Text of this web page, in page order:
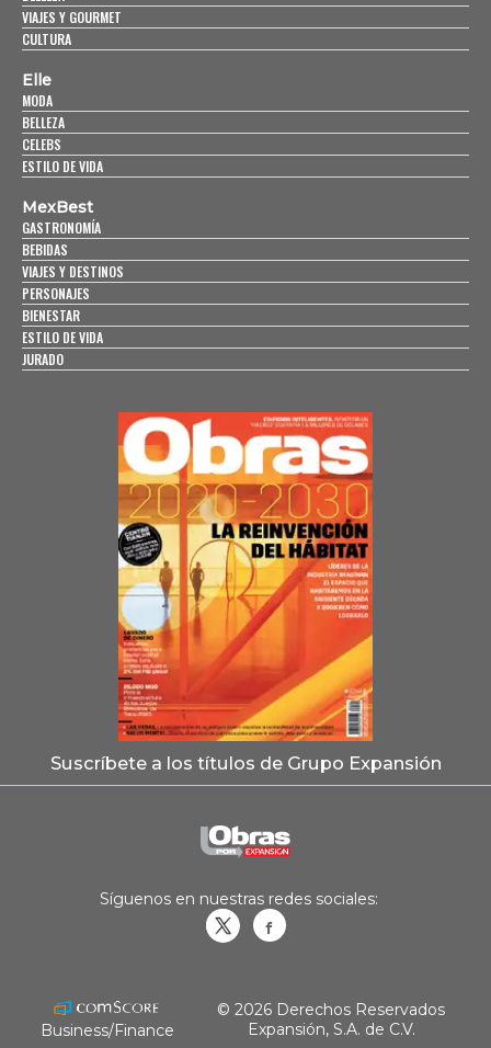
VIAJES Y GOURMET
CULTURA
Elle
MODA
BELLEZA
CELEBS
ESTILO DE VIDA
MexBest
GASTRONOMÍA
BEBIDAS
VIAJES Y DESTINOS
PERSONAJES
BIENESTAR
ESTILO DE VIDA
JURADO
Suscríbete a los títulos de Grupo Expansión
Síguenos en nuestras redes sociales:
Business/Finance
© 2026 Derechos Reservados
Expansión, S.A. de C.V.